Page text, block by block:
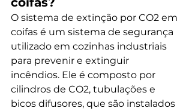
O sistema de extinção por CO2 em
coifas é um sistema de segurança
utilizado em cozinhas industriais
para prevenir e extinguir
incêndios. Ele é composto por
cilindros de CO2, tubulações e
bicos difusores, que são instalados